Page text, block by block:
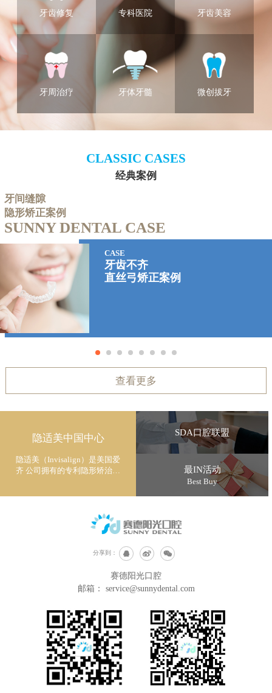
牙齿修复 专科医院 牙齿美容
牙周治疗 牙体牙髓 微创拔牙
CLASSIC CASES
经典案例
牙间缝隙
隐形矫正案例
SUNNY DENTAL CASE
CASE
牙齿不齐
直丝弓矫正案例
查看更多
隐适美中国中心
隐适美（Invisalign）是美国爱
齐 公司拥有的专利隐形矫治技
SDA口腔联盟
最IN活动
Best Buy
分享到：
赛德阳光口腔
邮箱： service@sunnydental.com